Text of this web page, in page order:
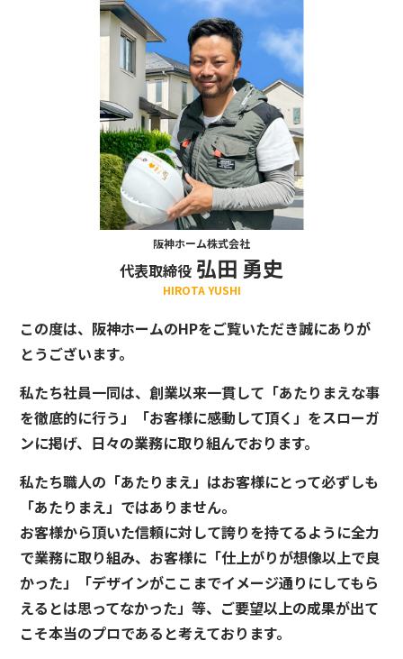
阪神ホーム株式会社
代表取締役 弘田 勇史
HIROTA YUSHI
この度は、阪神ホームのHPをご覧いただき誠にありが
とうございます。
私たち社員一同は、創業以来一貫して「あたりまえな事
を徹底的に行う」「お客様に感動して頂く」をスローガ
ンに掲げ、日々の業務に取り組んでおります。
私たち職人の「あたりまえ」はお客様にとって必ずしも
「あたりまえ」ではありません。
お客様から頂いた信頼に対して誇りを持てるように全力
で業務に取り組み、お客様に「仕上がりが想像以上で良
かった」「デザインがここまでイメージ通りにしてもら
えるとは思ってなかった」等、ご要望以上の成果が出て
こそ本当のプロであると考えております。